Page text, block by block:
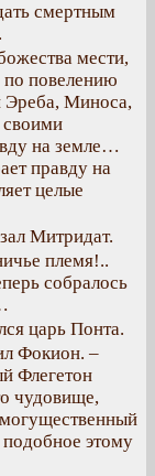
смертным
мести,
по повелению
Эреба, Миноса,
своими
на земле…
правду на
целые
Митридат.
племя!..
собралось
царь Понта.
Фокион. –
Флегетон
чудовище,
этому